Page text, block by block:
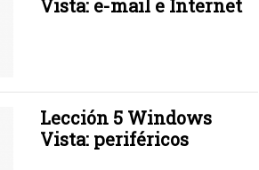
Vista: e-mail e Internet
Lección 5 Windows
Vista: periféricos